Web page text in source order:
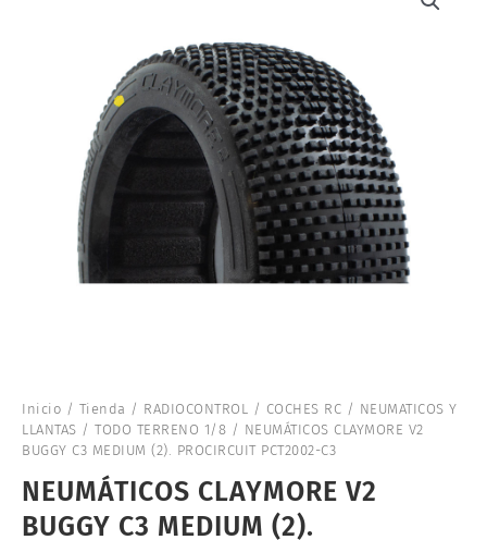
Inicio / Tienda / RADIOCONTROL / COCHES RC / NEUMATICOS Y
LLANTAS / TODO TERRENO 1/8 / NEUMÁTICOS CLAYMORE V2
BUGGY C3 MEDIUM (2). PROCIRCUIT PCT2002-C3
NEUMÁTICOS CLAYMORE V2
BUGGY C3 MEDIUM (2).